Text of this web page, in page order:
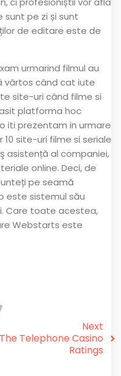
sunt pe zi și sunt
de editare este de
urmarind filmul au
vârtos când cat iute
site-uri când filme si
platforma hoc
iti prezentam in urmare
site-uri filme si seriale
asistență al companiei,
online. Deci, de
pe seamă
este sistemul său
Care toate acestea,
Webstarts este
Next
The Telephone Casino
Ratings